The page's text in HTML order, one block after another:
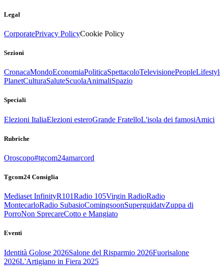
Legal
CorporatePrivacy PolicyCookie Policy
Sezioni
CronacaMondoEconomiaPoliticaSpettacoloTelevisionePeople
PlanetCulturaSaluteScuolaAnimaliSpazio
Speciali
Elezioni ItaliaElezioni esteroGrande FratelloL'isola dei famosiAmici
Rubriche
Oroscopo#tgcom24amarcord
Tgcom24 Consiglia
Mediaset InfinityR101Radio 105Virgin RadioRadio
MontecarloRadio SubasioComingsoonSuperguidatvZuppa di
PorroNon SprecareCotto e Mangiato
Eventi
Identità Golose 2026Salone del Risparmio 2026Fuorisalone
2026L'Artigiano in Fiera 2025